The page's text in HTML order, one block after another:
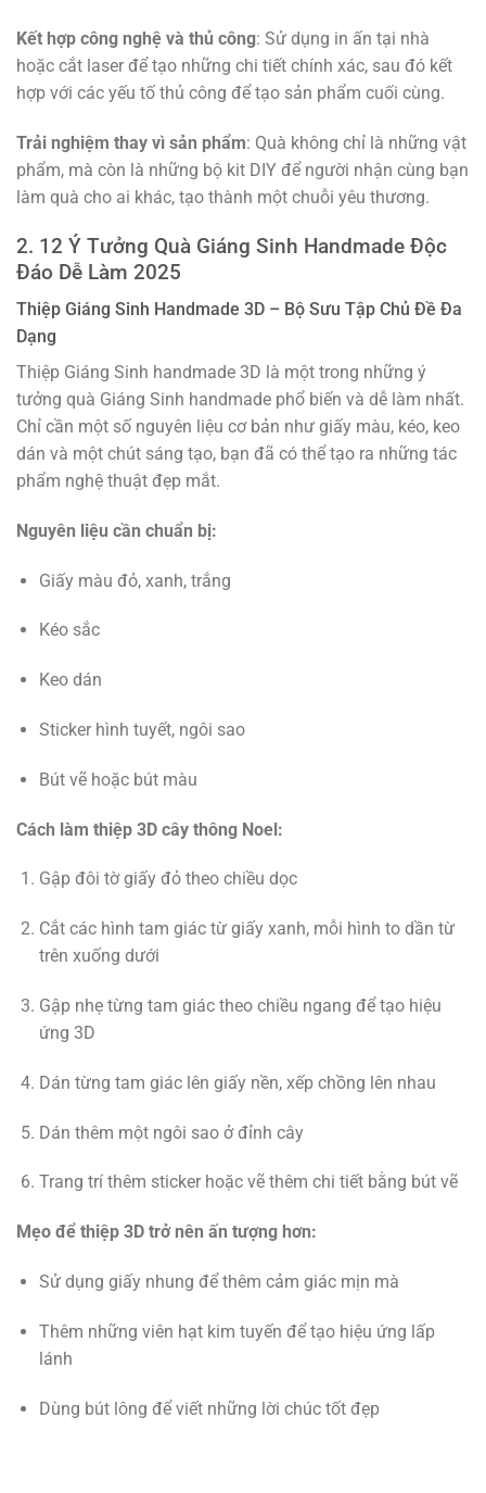
Kết hợp công nghệ và thủ công: Sử dụng in ấn tại nhà
hoặc cắt laser để tạo những chi tiết chính xác, sau đó kết
hợp với các yếu tố thủ công để tạo sản phẩm cuối cùng.
Trải nghiệm thay vì sản phẩm: Quà không chỉ là những vật
phẩm, mà còn là những bộ kit DIY để người nhận cùng bạn
làm quà cho ai khác, tạo thành một chuỗi yêu thương.
2. 12 Ý Tưởng Quà Giáng Sinh Handmade Độc
Đáo Dễ Làm 2025
Thiệp Giáng Sinh Handmade 3D – Bộ Sưu Tập Chủ Đề Đa
Dạng
Thiệp Giáng Sinh handmade 3D là một trong những ý
tưởng quà Giáng Sinh handmade phổ biến và dễ làm nhất.
Chỉ cần một số nguyên liệu cơ bản như giấy màu, kéo, keo
dán và một chút sáng tạo, bạn đã có thể tạo ra những tác
phẩm nghệ thuật đẹp mắt.
Nguyên liệu cần chuẩn bị:
Giấy màu đỏ, xanh, trắng
Kéo sắc
Keo dán
Sticker hình tuyết, ngôi sao
Bút vẽ hoặc bút màu
Cách làm thiệp 3D cây thông Noel:
Gập đôi tờ giấy đỏ theo chiều dọc
Cắt các hình tam giác từ giấy xanh, mỗi hình to dần từ
trên xuống dưới
Gập nhẹ từng tam giác theo chiều ngang để tạo hiệu
ứng 3D
Dán từng tam giác lên giấy nền, xếp chồng lên nhau
Dán thêm một ngôi sao ở đỉnh cây
Trang trí thêm sticker hoặc vẽ thêm chi tiết bằng bút vẽ
Mẹo để thiệp 3D trở nên ấn tượng hơn:
Sử dụng giấy nhung để thêm cảm giác mịn mà
Thêm những viên hạt kim tuyến để tạo hiệu ứng lấp
lánh
Dùng bút lông để viết những lời chúc tốt đẹp